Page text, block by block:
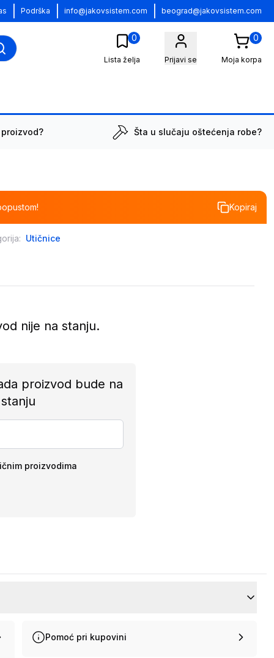
Podrška info@jakovsistem.com beograd@jakovsistem.com
0
Lista želja Prijavi se
0
Moja korpa
Šta u slučaju oštećenja robe?
Kopiraj
Utičnice
nije na stanju.
proizvod bude na
stanju
proizvodima
Pomoć pri kupovini